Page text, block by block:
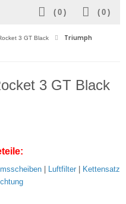
( 0 )
( 0 )
3 GT Black
Triumph
3 GT Black
Luftfilter
Kettensatz